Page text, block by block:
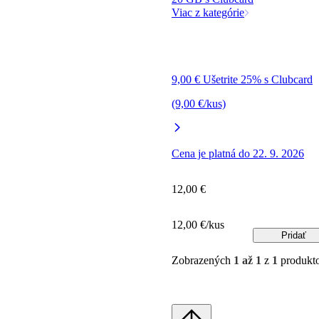
Viac z kategórie
9,00 € Ušetrite 25% s Clubcard
(9,00 €/kus)
Cena je platná do 22. 9. 2026
12,00 €
12,00 €/kus
Pridať
Zobrazených 1 až 1 z 1